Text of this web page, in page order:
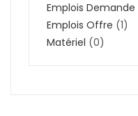
Emplois Demande
Emplois Offre (1)
Matériel (0)